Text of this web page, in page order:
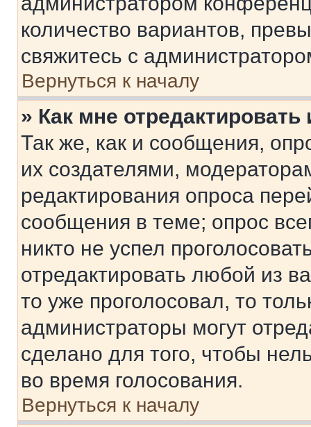
количество вариантов,
свяжитесь с
Вернуться к началу
» Как мне
Так же, как и сообщения,
их создателями,
редактирования опроса
сообщения в теме; опрос
никто не успел
отредактировать любой из
то уже проголосовал, то
администраторы могут
сделано для того, чтобы
во время голосования.
Вернуться к началу